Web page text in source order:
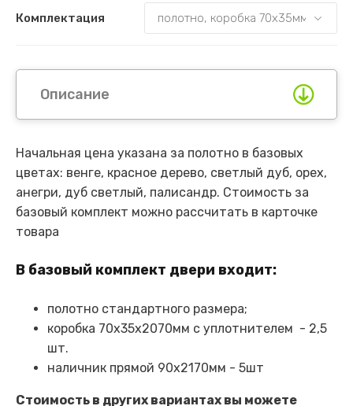
Комплектация
Описание
Начальная цена указана за полотно в базовых
цветах: венге, красное дерево, светлый дуб, орех,
анегри, дуб светлый, палисандр. Стоимость за
базовый комплект можно рассчитать в карточке
товара
В базовый комплект двери входит:
полотно стандартного размера;
коробка 70х35х2070мм с уплотнителем - 2,5
шт.
наличник прямой 90х2170мм - 5шт
Стоимость в других вариантах вы можете